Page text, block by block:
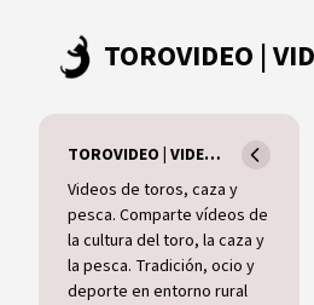
TOROVIDEO | VIDEOS ONLINE DE TOROS I CAZA I MUNDO RURAL
Videos de toros, caza y
pesca. Comparte vídeos de
la cultura del toro, la caza y
la pesca. Tradición, ocio y
deporte en entorno rural